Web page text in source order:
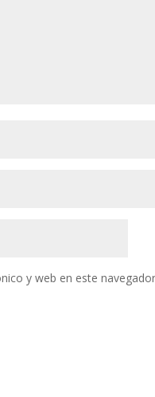
y web en este